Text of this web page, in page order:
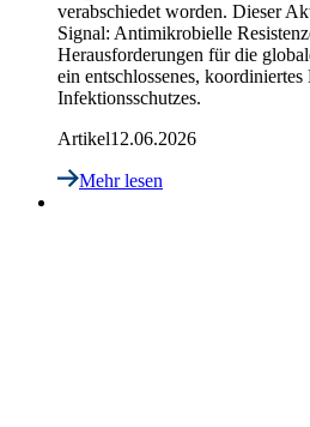
verabschiedet worden. Dieser
Signal: Antimikrobielle
Herausforderungen für die
ein entschlossenes,
Infektionsschutzes.
Artikel12.06.2026
Mehr lesen